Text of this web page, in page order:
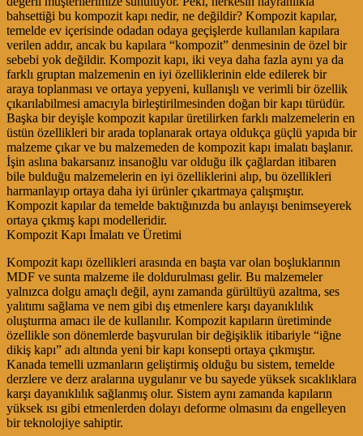
bahsettiği bu kompozit kapı nedir, ne değildir? Kompozit kapılar,
temelde ev içerisinde odadan odaya geçişlerde kullanılan kapılara
verilen addır, ancak bu kapılara “kompozit” denmesinin de özel bir
sebebi yok değildir. Kompozit kapı, iki veya daha fazla aynı ya da
farklı gruptan malzemenin en iyi özelliklerinin elde edilerek bir
araya toplanması ve ortaya yepyeni, kullanışlı ve verimli bir özellik
çıkarılabilmesi amacıyla birleştirilmesinden doğan bir kapı türüdür.
Başka bir deyişle kompozit kapılar üretilirken farklı malzemelerin en
üstün özellikleri bir arada toplanarak ortaya oldukça güçlü yapıda bir
malzeme çıkar ve bu malzemeden de kompozit kapı imalatı başlanır.
İşin aslına bakarsanız insanoğlu var olduğu ilk çağlardan itibaren
bile bulduğu malzemelerin en iyi özelliklerini alıp, bu özellikleri
harmanlayıp ortaya daha iyi ürünler çıkartmaya çalışmıştır.
Kompozit kapılar da temelde baktığınızda bu anlayışı benimseyerek
ortaya çıkmış kapı modelleridir.
Kompozit Kapı İmalatı ve Üretimi
Kompozit kapı özellikleri arasında en başta var olan boşluklarının
MDF ve sunta malzeme ile doldurulması gelir. Bu malzemeler
yalnızca dolgu amaçlı değil, aynı zamanda gürültüyü azaltma, ses
yalıtımı sağlama ve nem gibi dış etmenlere karşı dayanıklılık
oluşturma amacı ile de kullanılır. Kompozit kapıların üretiminde
özellikle son dönemlerde başvurulan bir değişiklik itibariyle “iğne
dikiş kapı” adı altında yeni bir kapı konsepti ortaya çıkmıştır.
Kanada temelli uzmanların geliştirmiş olduğu bu sistem, temelde
derzlere ve derz aralarına uygulanır ve bu sayede yüksek sıcaklıklara
karşı dayanıklılık sağlanmış olur. Sistem aynı zamanda kapıların
yüksek ısı gibi etmenlerden dolayı deforme olmasını da engelleyen
bir teknolojiye sahiptir.